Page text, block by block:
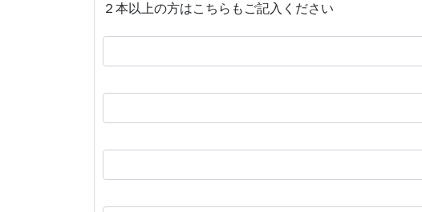
２本以上の方はこちらもご記入ください